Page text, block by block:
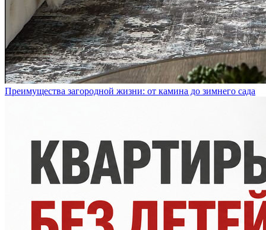
Преимущества загородной жизни: от камина до зимнего сада